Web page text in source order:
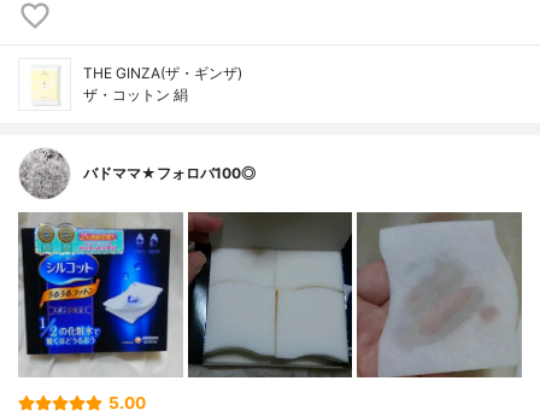
THE GINZA(ザ・ギンザ)
ザ・コットン 絹
バドママ★フォロバ100◎
5.00